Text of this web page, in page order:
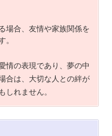
場合、友情や家族関係を
。
情の表現であり、夢の中
合は、大切な人との絆が
しれません。